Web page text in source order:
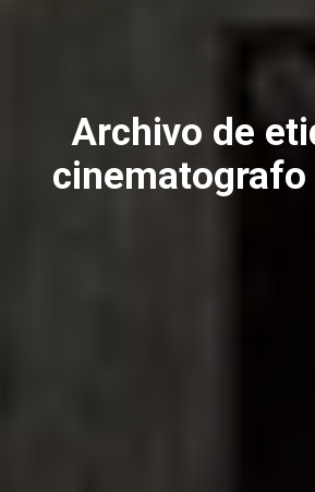
Archivo de